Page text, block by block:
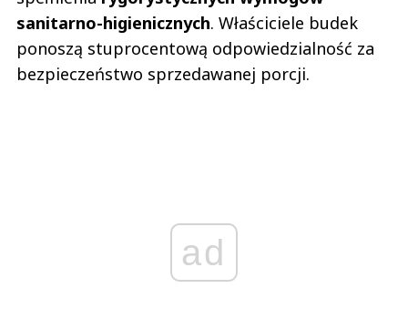
sanitarno-higienicznych. Właściciele budek
ponoszą stuprocentową odpowiedzialność za
bezpieczeństwo sprzedawanej porcji.
ad